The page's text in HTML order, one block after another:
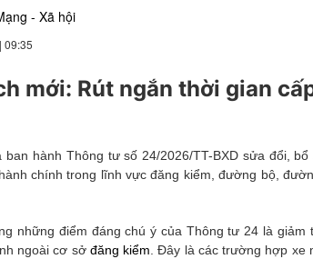
- Xã hội
| 09:35
mới: Rút ngắn thời gian
ban hành Thông tư số 24/2026/TT-BXD sửa đổi,
chính trong lĩnh vực đăng kiểm, đường bộ,
những điểm đáng chú ý của Thông tư 24 là
ngoài cơ sở đăng kiểm. Đây là các trường hợp xe